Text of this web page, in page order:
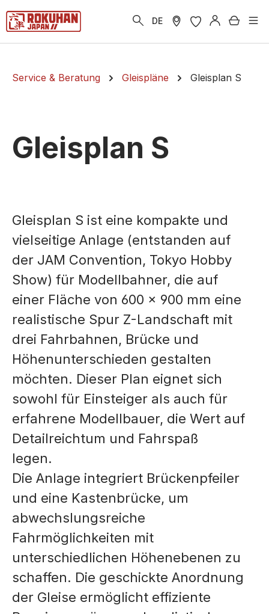
springen DE
Service & Beratung Gleispläne Gleisplan S
Gleisplan S
Gleisplan S ist eine kompakte und
vielseitige Anlage (entstanden auf
der JAM Convention, Tokyo Hobby
Show) für Modellbahner, die auf
einer Fläche von 600 x 900 mm eine
realistische Spur Z-Landschaft mit
drei Fahrbahnen, Brücke und
Höhenunterschieden gestalten
möchten. Dieser Plan eignet sich
sowohl für Einsteiger als auch für
erfahrene Modellbauer, die Wert auf
Detailreichtum und Fahrspaß
legen.
Die Anlage integriert Brückenpfeiler
und eine Kastenbrücke, um
abwechslungsreiche
Fahrmöglichkeiten mit
unterschiedlichen Höhenebenen zu
schaffen. Die geschickte Anordnung
der Gleise ermöglicht effiziente